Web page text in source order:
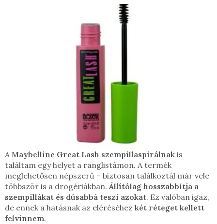
A Maybelline Great Lash szempillaspirálnak is
találtam egy helyet a ranglistámon. A termék
meglehetősen népszerű – biztosan találkoztál már vele
többször is a drogériákban.Állítólag hosszabbítja a
szempillákat és dúsabbá teszi azokat. Ez valóban igaz,
de ennek a hatásnak az eléréséhez két réteget kellett
felvinnem.